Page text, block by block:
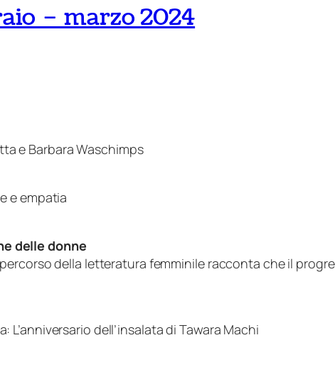
– marzo 2024
e Barbara Waschimps
e empatia
delle donne
della letteratura femminile racconta che il
dell’insalata di Tawara Machi